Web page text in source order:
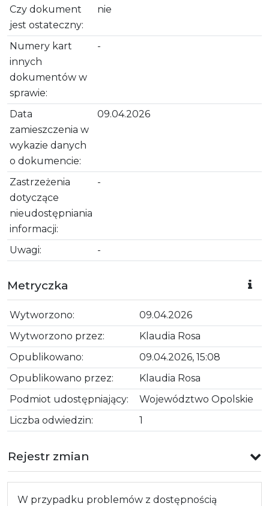
Czy dokument
jest ostateczny:
nie
Numery kart
innych
dokumentów w
sprawie:
-
Data
zamieszczenia w
wykazie danych
o dokumencie:
09.04.2026
Zastrzeżenia
dotyczące
nieudostępniania
informacji:
-
Uwagi: -
Metryczka
Wytworzono:
09.04.2026
Wytworzono przez:
Klaudia Rosa
Opublikowano:
09.04.2026, 15:08
Opublikowano przez:
Klaudia Rosa
Podmiot udostępniający:
Województwo Opolskie
Liczba odwiedzin:
1
Rejestr zmian
W przypadku problemów z dostępnością